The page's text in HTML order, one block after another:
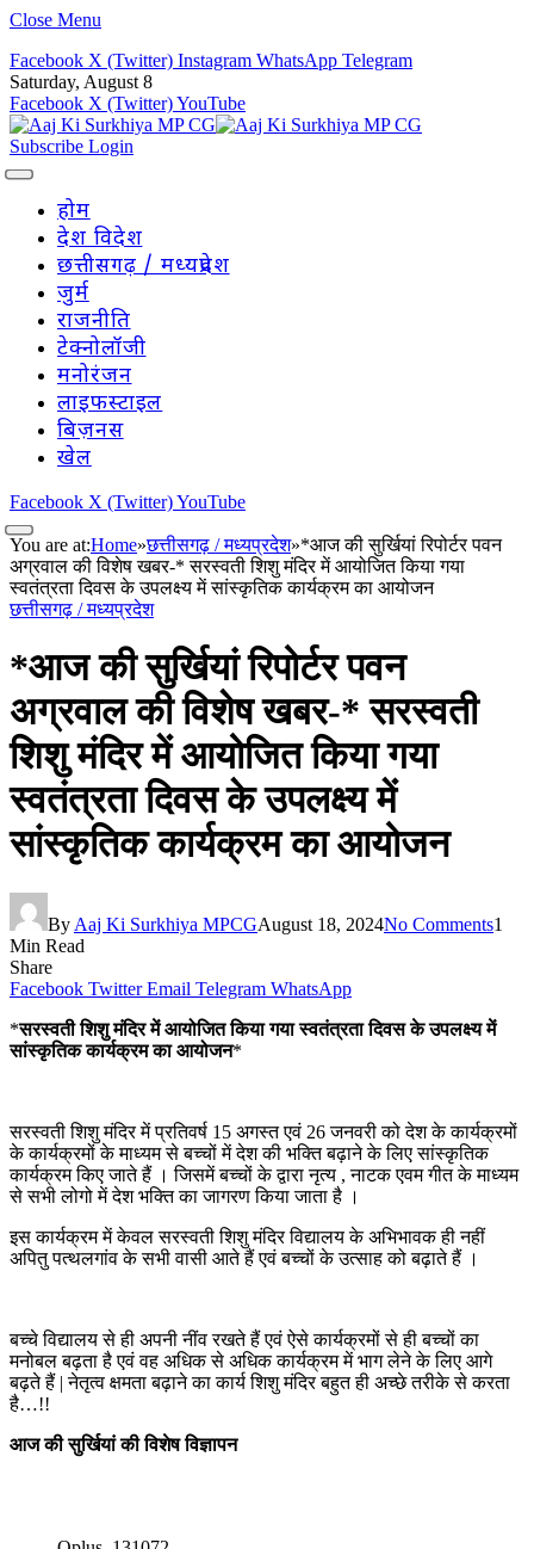
Close Menu
Facebook X (Twitter) Instagram WhatsApp Telegram
Saturday, August 8
Facebook X (Twitter)YouTube
Subscribe Login
होम
देश विदेश
छत्तीसगढ़ / मध्यप्रदेश
जुर्म
राजनीति
टेक्नोलॉजी
मनोरंजन
लाइफस्टाइल
बिज़नस
खेल
Facebook X (Twitter)YouTube
You are at:Home»छत्तीसगढ़ / मध्यप्रदेश»*आज की सुर्खियां रिपोर्टर पवन
अग्रवाल की विशेष खबर-* सरस्वती शिशु मंदिर में आयोजित किया गया
स्वतंत्रता दिवस के उपलक्ष्य में सांस्कृतिक कार्यक्रम का आयोजन
छत्तीसगढ़ / मध्यप्रदेश
*आज की सुर्खियां रिपोर्टर पवन
अग्रवाल की विशेष खबर-* सरस्वती
शिशु मंदिर में आयोजित किया गया
स्वतंत्रता दिवस के उपलक्ष्य में
सांस्कृतिक कार्यक्रम का आयोजन
By Aaj Ki Surkhiya MPCGAugust 18, 2024No Comments1
Min Read
Share
Facebook Twitter Email Telegram WhatsApp
*सरस्वती शिशु मंदिर में आयोजित किया गया स्वतंत्रता दिवस के उपलक्ष्य में
सांस्कृतिक कार्यक्रम का आयोजन*
सरस्वती शिशु मंदिर में प्रतिवर्ष 15 अगस्त एवं 26 जनवरी को देश के कार्यक्रमों
के कार्यक्रमों के माध्यम से बच्चों में देश की भक्ति बढ़ाने के लिए सांस्कृतिक
कार्यक्रम किए जाते हैं । जिसमें बच्चों के द्वारा नृत्य , नाटक एवम गीत के माध्यम
से सभी लोगो में देश भक्ति का जागरण किया जाता है ।
इस कार्यक्रम में केवल सरस्वती शिशु मंदिर विद्यालय के अभिभावक ही नहीं
अपितु पत्थलगांव के सभी वासी आते हैं एवं बच्चों के उत्साह को बढ़ाते हैं ।
बच्चे विद्यालय से ही अपनी नींव रखते हैं एवं ऐसे कार्यक्रमों से ही बच्चों का
मनोबल बढ़ता है एवं वह अधिक से अधिक कार्यक्रम में भाग लेने के लिए आगे
बढ़ते हैं | नेतृत्व क्षमता बढ़ाने का कार्य शिशु मंदिर बहुत ही अच्छे तरीके से करता
है…!!
आज की सुर्खियां की विशेष विज्ञापन